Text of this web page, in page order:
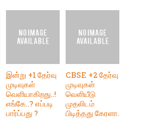
இன்று +1 தேர்வு
முடிவுகள்
வெளியாகிறது..!
எங்கே..? எப்படி
பார்ப்பது ?
CBSE +2 தேர்வு
முடிவுகள்
வெளியீடு
முதலிடம்
பிடித்தது கேரளா.